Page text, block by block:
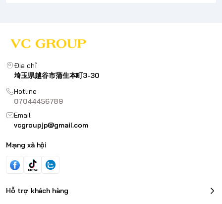
Địa chỉ
埼玉県越谷市蒲生本町3-30
Hotline
07044456789
Email
vcgroupjp@gmail.com
Mạng xã hội
Hỗ trợ khách hàng